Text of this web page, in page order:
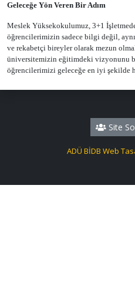
Geleceğe Yön Veren Bir Adım
Meslek Yüksekokulumuz, 3+1
öğrencilerimizin sadece bilgi değil,
ve rekabetçi bireyler olarak mezun
üniversitemizin eğitimdeki vizyonunu
öğrencilerimizi geleceğe en iyi şekilde
Site
ADÜ BİDB Web